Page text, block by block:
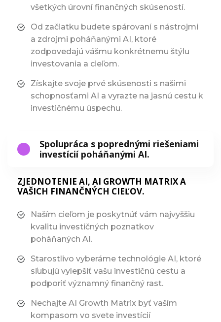
všetkých úrovní finančných skúseností.
Od začiatku budete spárovaní s nástrojmi
a zdrojmi poháňanými AI, ktoré
zodpovedajú vášmu konkrétnemu štýlu
investovania a cieľom.
Získajte svoje prvé skúsenosti s našimi
schopnosťami AI a vyrazte na jasnú cestu k
investičnému úspechu.
Spolupráca s poprednými riešeniami
investícií poháňanými AI.
ZJEDNOTENIE AI, AI GROWTH MATRIX A
VAŠICH FINANČNÝCH CIEĽOV.
Naším cieľom je poskytnúť vám najvyššiu
kvalitu investičných poznatkov
poháňaných AI.
Starostlivo vyberáme technológie AI, ktoré
sľubujú vylepšiť vašu investičnú cestu a
podporiť významný finančný rast.
Nechajte AI Growth Matrix byť vaším
kompasom vo svete investícií